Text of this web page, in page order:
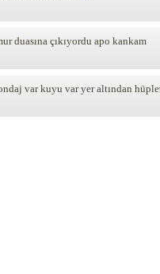
duasına çıkıyordu apo kankam
var kuyu var yer altından